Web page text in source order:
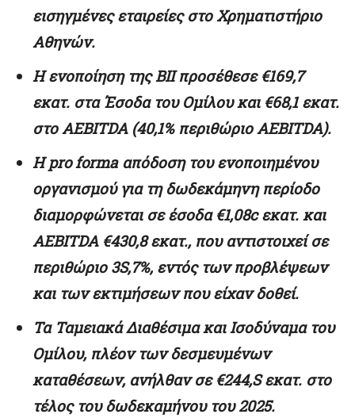
εισηγμένες εταιρείες στο Χρηματιστήριο
Αθηνών.
Η ενοποίηση της BII προσέθεσε €169,7
εκατ. στα Έσοδα του Ομίλου και €68,1 εκατ.
στο AEBITDA (40,1% περιθώριοAEBITDA).
Η pro forma απόδοση του ενοποιημένου
οργανισμού για τη δωδεκάμηνη περίοδο
διαμορφώνεται σε έσοδα €1,08c εκατ. και
AEBITDA €430,8 εκατ., που αντιστοιχεί σε
περιθώριο 3S,7%, εντός των προβλέψεων
και των εκτιμήσεων που είχαν δοθεί.
Τα Ταμειακά Διαθέσιμα και Ισοδύναμα του
Ομίλου, πλέον των δεσμευμένων
καταθέσεων, ανήλθαν σε €244,S εκατ. στο
τέλος του δωδεκαμήνου του 2025.